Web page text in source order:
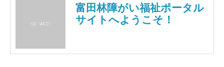
富田林障がい福祉ポータル
サイトへようこそ！